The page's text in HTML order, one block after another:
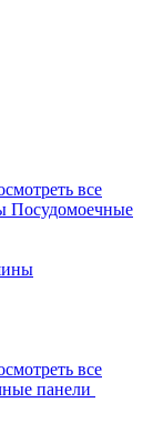
все
Посудомоечные
все
панели